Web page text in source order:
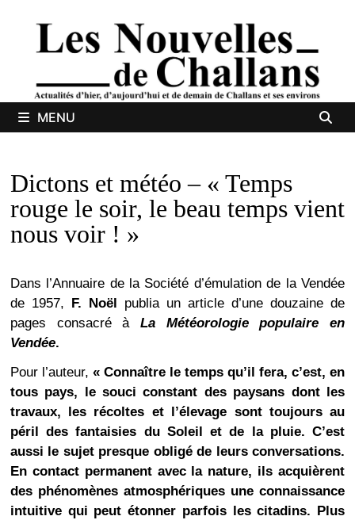
MENU
Dictons et météo – « Temps
rouge le soir, le beau temps vient
nous voir ! »
Dans l’Annuaire de la Société d’émulation de la Vendée
de 1957,
F. Noël
publia un article d’une douzaine de
pages consacré à La Météorologie populaire en
Vendée.
Pour l’auteur, « Connaître le temps qu’il fera, c’est, en
tous pays, le souci constant des paysans dont les
travaux, les récoltes et l’élevage sont toujours au
péril des fantaisies du Soleil et de la pluie. C’est
aussi le sujet presque obligé de leurs conversations.
En contact permanent avec la nature, ils acquièrent
des phénomènes atmosphériques une connaissance
intuitive qui peut étonner parfois les citadins. Plus